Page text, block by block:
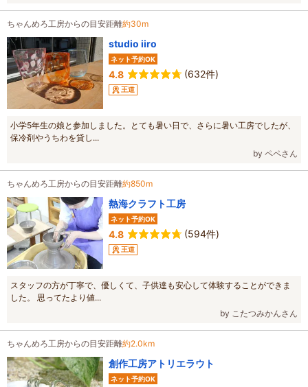
ちゃんめろ工房からの目安距離約30m
studio iiro
ネット予約OK
4.8 (632件)
王道
小学5年生の娘と参加しました。とても暑い日で、さらに暑い工房でしたが、
保冷剤やうちわを貸し...
by ペペさん
ちゃんめろ工房からの目安距離約850m
熱海クラフト工房
ネット予約OK
4.8 (594件)
王道
スタッフの方が丁寧で、優しくて、子供達も安心して体験することができま
した。 思ってたより値...
by こたつみかんさん
ちゃんめろ工房からの目安距離約2.0km
創作工房アトリエラウト
ネット予約OK